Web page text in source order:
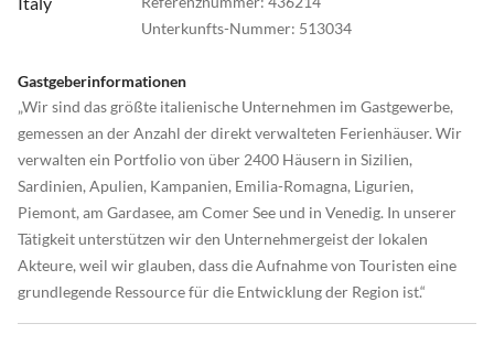
Unterkunfts-Nummer: 513034
Gastgeberinformationen
„Wir sind das größte italienische Unternehmen im Gastgewerbe,
gemessen an der Anzahl der direkt verwalteten Ferienhäuser. Wir
verwalten ein Portfolio von über 2400 Häusern in Sizilien,
Sardinien, Apulien, Kampanien, Emilia-Romagna, Ligurien,
Piemont, am Gardasee, am Comer See und in Venedig. In unserer
Tätigkeit unterstützen wir den Unternehmergeist der lokalen
Akteure, weil wir glauben, dass die Aufnahme von Touristen eine
grundlegende Ressource für die Entwicklung der Region ist.“